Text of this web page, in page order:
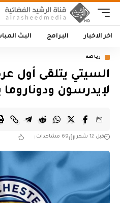
اخر الاخبار البرامج البث
رياضة
السيتي يتلقى أول
لإيدرسون
قبل 12 شهر 69 مشاهدات